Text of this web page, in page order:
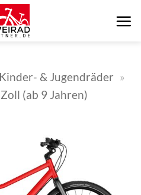
Kinder- & Jugendräder »
(ab 9 Jahren)